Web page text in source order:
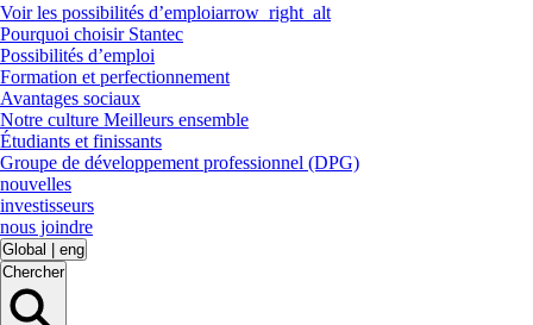
Voir les possibilités d’emploiarrow_right_alt
Pourquoi choisir Stantec
Possibilités d’emploi
Formation et perfectionnement
Avantages sociaux
Notre culture Meilleurs ensemble
Étudiants et finissants
Groupe de développement professionnel (DPG)
nouvelles
investisseurs
nous joindre
Global
eng
Chercher